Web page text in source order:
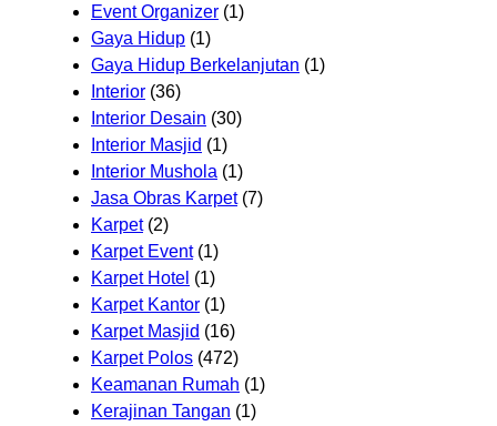
Event Organizer (1)
Gaya Hidup (1)
Gaya Hidup Berkelanjutan (1)
Interior (36)
Interior Desain (30)
Interior Masjid (1)
Interior Mushola (1)
Jasa Obras Karpet(7)
Karpet(2)
Karpet Event(1)
Karpet Hotel (1)
Karpet Kantor (1)
Karpet Masjid (16)
Karpet Polos (472)
Keamanan Rumah (1)
Kerajinan Tangan (1)